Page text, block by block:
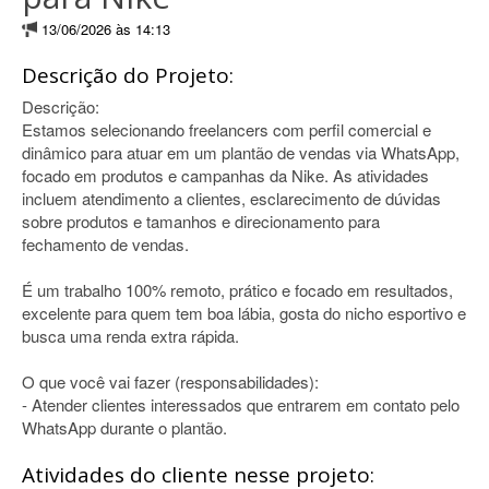
13/06/2026 às 14:13
Descrição do Projeto:
Descrição:
Estamos selecionando freelancers com perfil comercial e
dinâmico para atuar em um plantão de vendas via WhatsApp,
focado em produtos e campanhas da Nike. As atividades
incluem atendimento a clientes, esclarecimento de dúvidas
sobre produtos e tamanhos e direcionamento para
fechamento de vendas.
É um trabalho 100% remoto, prático e focado em resultados,
excelente para quem tem boa lábia, gosta do nicho esportivo e
busca uma renda extra rápida.
O que você vai fazer (responsabilidades):
- Atender clientes interessados que entrarem em contato pelo
WhatsApp durante o plantão.
Atividades do cliente nesse projeto: